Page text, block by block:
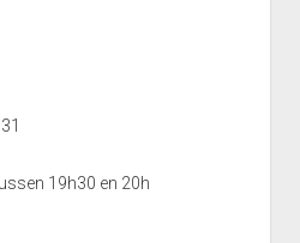
Reeks 2A
19h30 en 20h